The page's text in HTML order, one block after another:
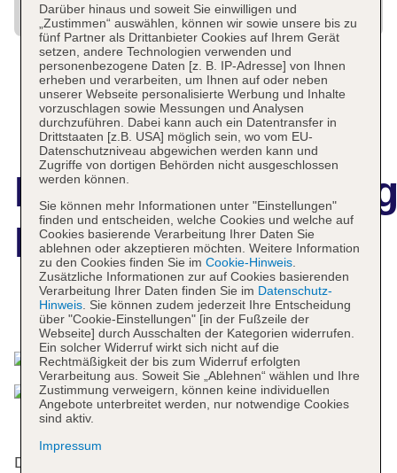
Logos
Das bietet Ihre Unterkunft
Das Hotel bietet 142 Zimmer und verfügt über 3
Darüber hinaus und soweit Sie einwilligen und
„Zustimmen“ auswählen, können wir sowie unsere bis zu
fünf Partner als Drittanbieter Cookies auf Ihrem Gerät
setzen, andere Technologien verwenden und
personenbezogene Daten [z. B. IP-Adresse] von Ihnen
erheben und verarbeiten, um Ihnen auf oder neben
unserer Webseite personalisierte Werbung und Inhalte
vorzuschlagen sowie Messungen und Analysen
durchzuführen. Dabei kann auch ein Datentransfer in
Drittstaaten [z.B. USA] möglich sein, wo vom EU-
Datenschutzniveau abgewichen werden kann und
Zugriffe von dortigen Behörden nicht ausgeschlossen
werden können.
Sie können mehr Informationen unter "Einstellungen"
finden und entscheiden, welche Cookies und welche auf
Cookies basierende Verarbeitung Ihrer Daten Sie
ablehnen oder akzeptieren möchten. Weitere Information
zu den Cookies finden Sie im Cookie-Hinweis.
Zusätzliche Informationen zur auf Cookies basierenden
Verarbeitung Ihrer Daten finden Sie im Datenschutz-
Hinweis. Sie können zudem jederzeit Ihre Entscheidung
über "Cookie-Einstellungen" [in der Fußzeile der
Webseite] durch Ausschalten der Kategorien widerrufen.
Ein solcher Widerruf wirkt sich nicht auf die
Rechtmäßigkeit der bis zum Widerruf erfolgten
Verarbeitung aus. Soweit Sie „Ablehnen“ wählen und Ihre
Zustimmung verweigern, können keine individuellen
Angebote unterbreitet werden, nur notwendige Cookies
sind aktiv.
Impressum